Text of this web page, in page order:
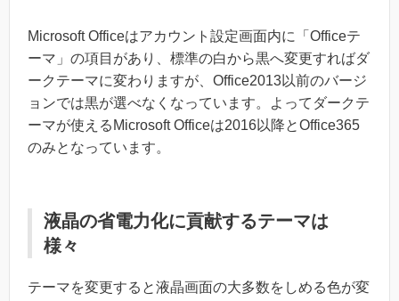
Microsoft Officeはアカウント設定画面内に「Officeテ
ーマ」の項目があり、標準の白から黒へ変更すればダ
ークテーマに変わりますが、Office2013以前のバージ
ョンでは黒が選べなくなっています。よってダークテ
ーマが使えるMicrosoft Officeは2016以降とOffice365
のみとなっています。
液晶の省電力化に貢献するテーマは
様々
テーマを変更すると液晶画面の大多数をしめる色が変